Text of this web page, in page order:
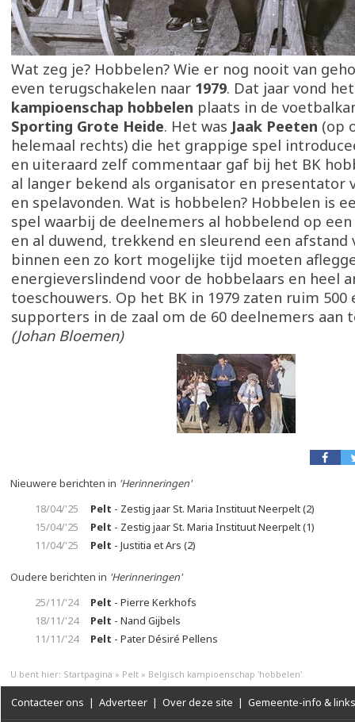
Wat zeg je? Hobbelen? Wie er nog nooit van
even terugschakelen naar 1979. Dat jaar vond
kampioenschap hobbelen plaats in de
Sporting Grote Heide. Het was Jaak Peeten (op
helemaal rechts) die het grappige spel
en uiteraard zelf commentaar gaf bij het BK
al langer bekend als organisator en presentator
en spelavonden. Wat is hobbelen? Hobbelen is
spel waarbij de deelnemers al hobbelend op
en al duwend, trekkend en sleurend een afstand
binnen een zo kort mogelijke tijd moeten
energieverslindend voor de hobbelaars en heel
toeschouwers. Op het BK in 1979 zaten ruim
supporters in de zaal om de 60 deelnemers aan
(Johan Bloemen)
Nieuwere berichten in 'Herinneringen'
18/04/'25
Pelt - Zestig jaar St. Maria Instituut Neerpelt (2)
15/04/'25
Pelt - Zestig jaar St. Maria Instituut Neerpelt (1)
11/04/'25
Pelt - Justitia et Ars (2)
Oudere berichten in 'Herinneringen'
25/11/'24
Pelt - Pierre Kerkhofs
18/11/'24
Pelt - Nand Gijbels
11/11/'24
Pelt - Pater Désiré Pellens
U bent hier: Startpagina » Pelt » Belgisch kampioenschap 'hobbelen'
Contacteer ons | Adverteer | Over deze site | Gemeente-info & links